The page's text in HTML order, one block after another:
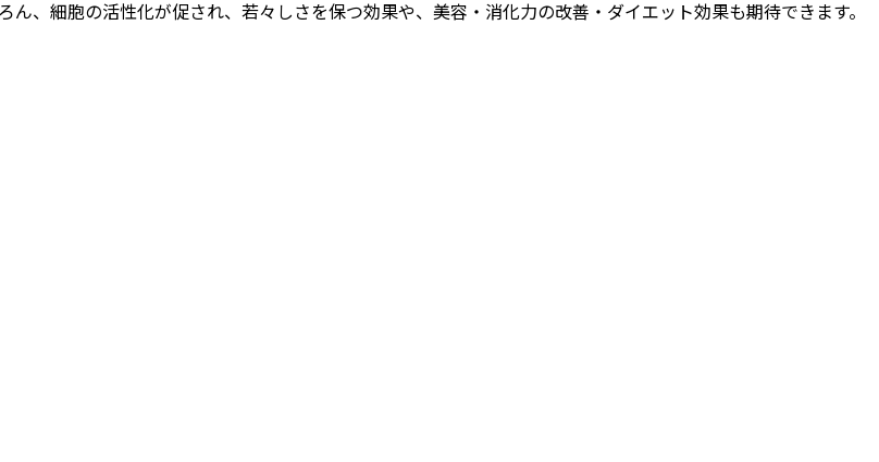
、細胞の活性化が促され、若々しさを保つ効果や、美容・消化力の改善・ダイエット効果も期待できます。